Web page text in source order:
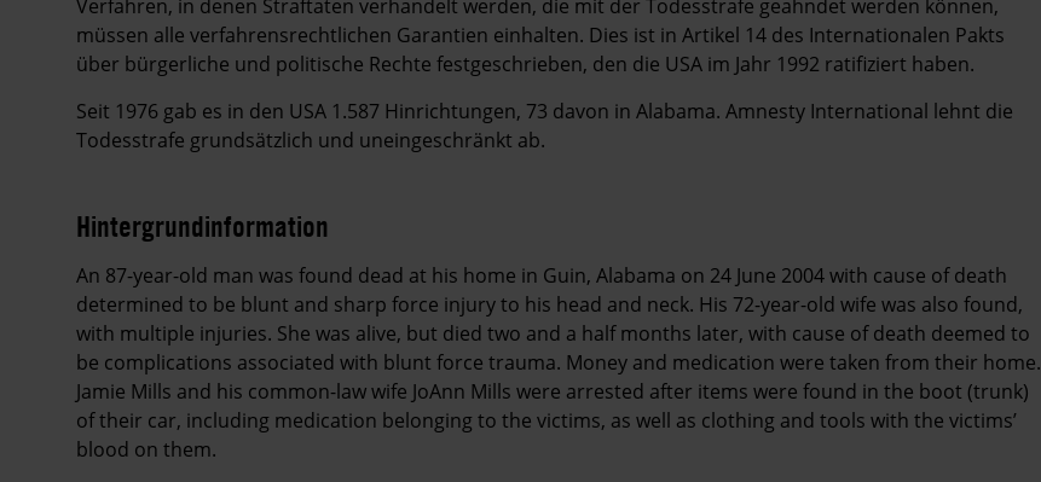
Verfahren, in denen Straftaten verhandelt werden, die mit der Todesstrafe geahndet werden können,
müssen alle verfahrensrechtlichen Garantien einhalten. Dies ist in Artikel 14 des Internationalen Pakts
über bürgerliche und politische Rechte festgeschrieben, den die USA im Jahr 1992 ratifiziert haben.
Seit 1976 gab es in den USA 1.587 Hinrichtungen, 73 davon in Alabama. Amnesty International lehnt die
Todesstrafe grundsätzlich und uneingeschränkt ab.
Hintergrundinformation
Hintergrund
An 87-year-old man was found dead at his home in Guin, Alabama on 24 June 2004 with cause of death
determined to be blunt and sharp force injury to his head and neck. His 72-year-old wife was also found,
with multiple injuries. She was alive, but died two and a half months later, with cause of death deemed to
be complications associated with blunt force trauma. Money and medication were taken from their home.
Jamie Mills and his common-law wife JoAnn Mills were arrested after items were found in the boot (trunk)
of their car, including medication belonging to the victims, as well as clothing and tools with the victims’
blood on them.